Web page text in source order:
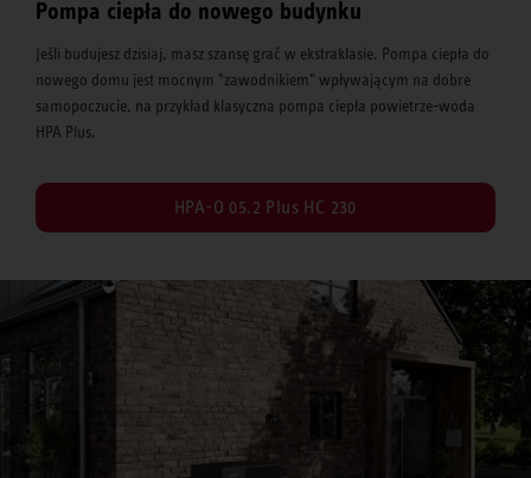
Pompa ciepła do nowego budynku
Jeśli budujesz dzisiaj, masz szansę grać w ekstraklasie. Pompa ciepła do
nowego domu jest mocnym "zawodnikiem" wpływającym na dobre
samopoczucie, na przykład klasyczna pompa ciepła powietrze-woda
HPA Plus.
HPA-O 05.2 Plus HC 230